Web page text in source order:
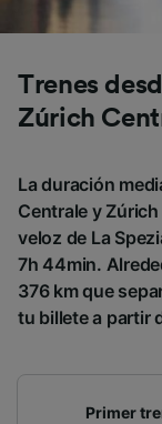
Trenes
Zúrich
La duración
Centrale y
veloz de La
7h 44min.
376 km que
tu billete a partir
Primer